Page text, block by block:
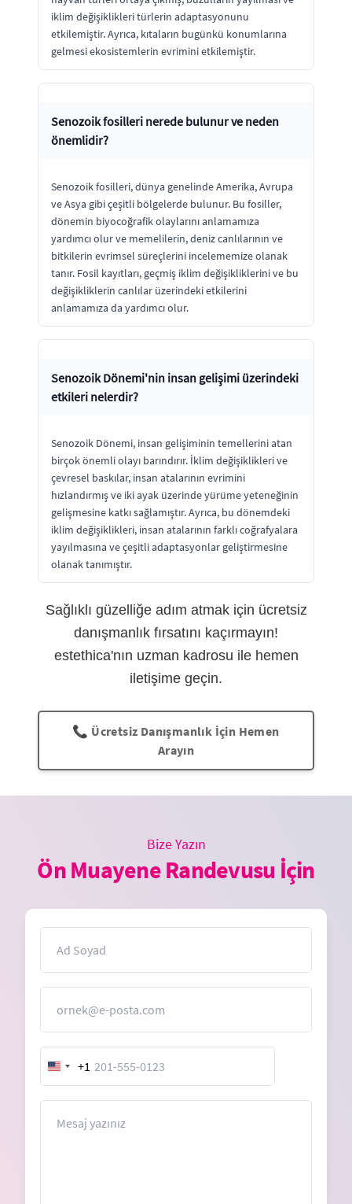
iklim değişiklikleri türlerin adaptasyonunu
etkilemiştir. Ayrıca, kıtaların bugünkü konumlarına
gelmesi ekosistemlerin evrimini etkilemiştir.
Senozoik fosilleri nerede bulunur ve neden
önemlidir?
Senozoik fosilleri, dünya genelinde Amerika, Avrupa
ve Asya gibi çeşitli bölgelerde bulunur. Bu fosiller,
dönemin biyocoğrafik olaylarını anlamamıza
yardımcı olur ve memelilerin, deniz canlılarının ve
bitkilerin evrimsel süreçlerini incelememize olanak
tanır. Fosil kayıtları, geçmiş iklim değişikliklerini ve bu
değişikliklerin canlılar üzerindeki etkilerini
anlamamıza da yardımcı olur.
Senozoik Dönemi'nin insan gelişimi üzerindeki
etkileri nelerdir?
Senozoik Dönemi, insan gelişiminin temellerini atan
birçok önemli olayı barındırır. İklim değişiklikleri ve
çevresel baskılar, insan atalarının evrimini
hızlandırmış ve iki ayak üzerinde yürüme yeteneğinin
gelişmesine katkı sağlamıştır. Ayrıca, bu dönemdeki
iklim değişiklikleri, insan atalarının farklı coğrafyalara
yayılmasına ve çeşitli adaptasyonlar geliştirmesine
olanak tanımıştır.
Sağlıklı güzelliğe adım atmak için ücretsiz
danışmanlık fırsatını kaçırmayın!
estethica'nın uzman kadrosu ile hemen
iletişime geçin.
📞 Ücretsiz Danışmanlık İçin Hemen
Arayın
Bize Yazın
Ön Muayene Randevusu İçin
United
States
+1